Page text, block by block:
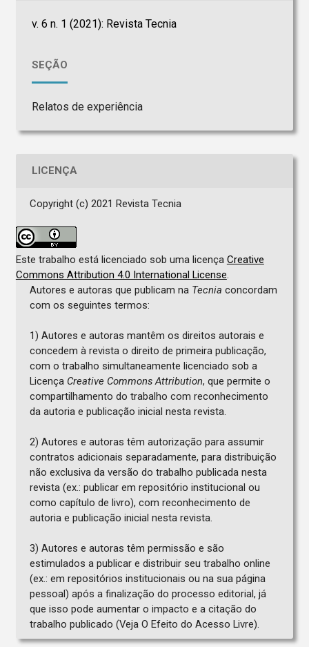
v. 6 n. 1 (2021): Revista Tecnia
SEÇÃO
Relatos de experiência
LICENÇA
Copyright (c) 2021 Revista Tecnia
Este trabalho está licenciado sob uma licença Creative
Commons Attribution 4.0 International License.
Autores e autoras que publicam na Tecnia concordam
com os seguintes termos:
1) Autores e autoras mantêm os direitos autorais e
concedem à revista o direito de primeira publicação,
com o trabalho simultaneamente licenciado sob a
Licença Creative Commons Attribution, que permite o
compartilhamento do trabalho com reconhecimento
da autoria e publicação inicial nesta revista.
2) Autores e autoras têm autorização para assumir
contratos adicionais separadamente, para distribuição
não exclusiva da versão do trabalho publicada nesta
revista (ex.: publicar em repositório institucional ou
como capítulo de livro), com reconhecimento de
autoria e publicação inicial nesta revista.
3) Autores e autoras têm permissão e são
estimulados a publicar e distribuir seu trabalho online
(ex.: em repositórios institucionais ou na sua página
pessoal) após a finalização do processo editorial, já
que isso pode aumentar o impacto e a citação do
trabalho publicado (Veja O Efeito do Acesso Livre).